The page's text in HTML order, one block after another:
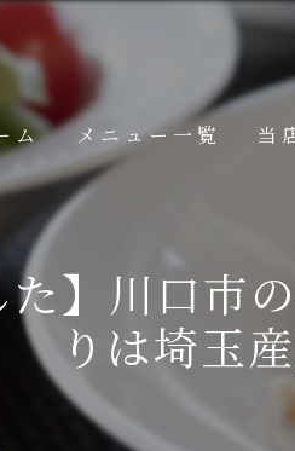
ム メニュー一覧
ディナーメニュー
ドリンクメニュー
当
】川口市
りは埼玉